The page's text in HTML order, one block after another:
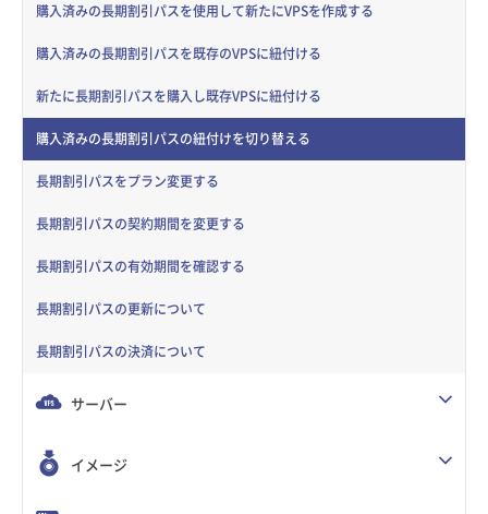
購入済みの長期割引パスを使用して新たにVPSを作成する
購入済みの長期割引パスを既存のVPSに紐付ける
新たに長期割引パスを購入し既存VPSに紐付ける
購入済みの長期割引パスの紐付けを切り替える
長期割引パスをプラン変更する
長期割引パスの契約期間を変更する
長期割引パスの有効期間を確認する
長期割引パスの更新について
長期割引パスの決済について
サーバー
イメージ